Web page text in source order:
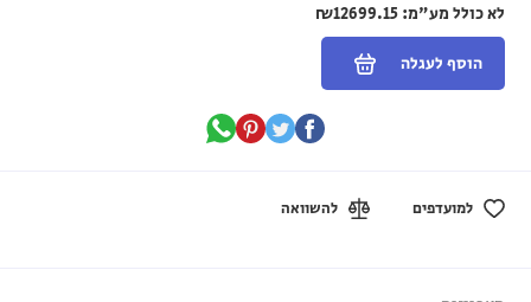
לא כולל מע"מ:₪12699.15
הוסף לעגלה
למועדפים להשוואה